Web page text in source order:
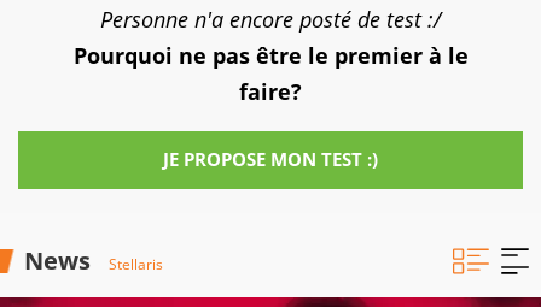
Personne n'a encore posté de test :/
Pourquoi ne pas être le premier à le
faire?
JE PROPOSE MON TEST :)
News Stellaris